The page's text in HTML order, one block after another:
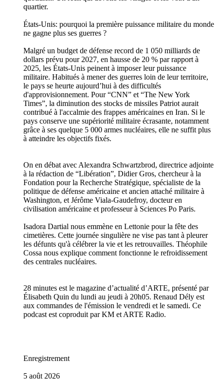
quartier.
États-Unis: pourquoi la première puissance militaire du monde
ne gagne plus ses guerres ?
Malgré un budget de défense record de 1 050 milliards de
dollars prévu pour 2027, en hausse de 20 % par rapport à
2025, les États-Unis peinent à imposer leur puissance
militaire. Habitués à mener des guerres loin de leur territoire,
le pays se heurte aujourd’hui à des difficultés
d'approvisionnement. Pour “CNN” et “The New York
Times”, la diminution des stocks de missiles Patriot aurait
contribué à l'accalmie des frappes américaines en Iran. Si le
pays conserve une supériorité militaire écrasante, notamment
grâce à ses quelque 5 000 armes nucléaires, elle ne suffit plus
à atteindre les objectifs fixés.
On en débat avec Alexandra Schwartzbrod, directrice adjointe
à la rédaction de “Libération”, Didier Gros, chercheur à la
Fondation pour la Recherche Stratégique, spécialiste de la
politique de défense américaine et ancien attaché militaire à
Washington, et Jérôme Viala-Gaudefroy, docteur en
civilisation américaine et professeur à Sciences Po Paris.
Isadora Dartial nous emmène en Lettonie pour la fête des
cimetières. Cette journée singulière ne vise pas tant à pleurer
les défunts qu'à célébrer la vie et les retrouvailles. Théophile
Cossa nous explique comment fonctionne le refroidissement
des centrales nucléaires.
28 minutes est le magazine d’actualité d’ARTE, présenté par
Élisabeth Quin du lundi au jeudi à 20h05. Renaud Dély est
aux commandes de l'émission le vendredi et le samedi. Ce
podcast est coproduit par KM et ARTE Radio.
Enregistrement
5 août 2026